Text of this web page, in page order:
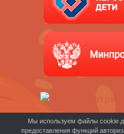
Мы используем файлы cookie
предоставления функций